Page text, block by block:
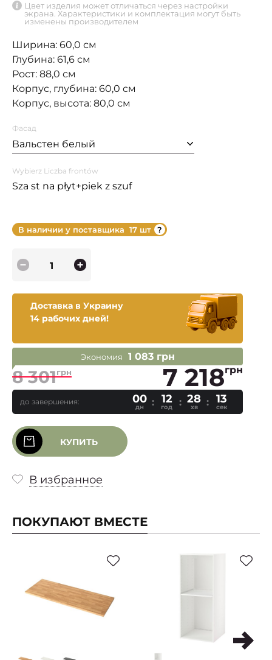
Цвет изделия может отличаться через настройки
экрана. Характеристики и комплектация могут быть
изменены производителем
Ширина: 60,0 см
Глубина: 61,6 см
Рост: 88,0 см
Корпус, глубина: 60,0 см
Корпус, высота: 80,0 см
Фасад
Вальстен белый
Wybierz Liczba frontów
Sza st na płyt+piek z szuf
В наличии у поставщика 17 шт
Доставка в Украину
14 рабочих дней!
Экономия 1 083 грн
8 301грн 7 218грн
до завершения: 00
дн
12
год
28
хв
12
сек
КУПИТЬ
В избранное
ПОКУПАЮТ ВМЕСТЕ